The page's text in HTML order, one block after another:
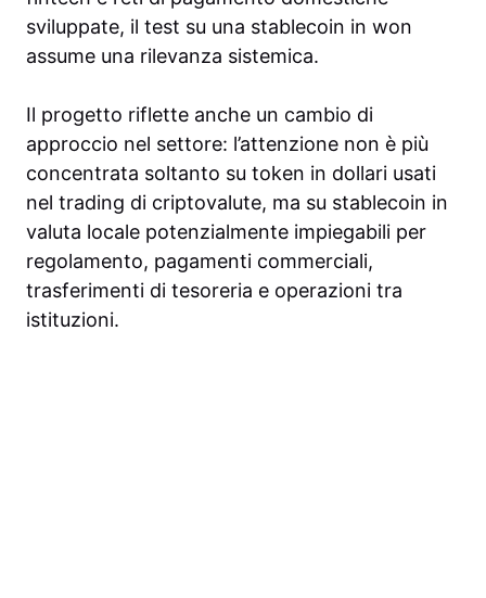
sviluppate, il test su una stablecoin in won
assume una rilevanza sistemica.
Il progetto riflette anche un cambio di
approccio nel settore: l’attenzione non è più
concentrata soltanto su token in dollari usati
nel trading di criptovalute, ma su stablecoin in
valuta locale potenzialmente impiegabili per
regolamento, pagamenti commerciali,
trasferimenti di tesoreria e operazioni tra
istituzioni.